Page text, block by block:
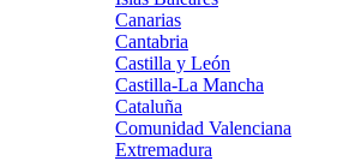
Canarias
Cantabria
Castilla y León
Castilla-La Mancha
Cataluña
Comunidad Valenciana
Extremadura